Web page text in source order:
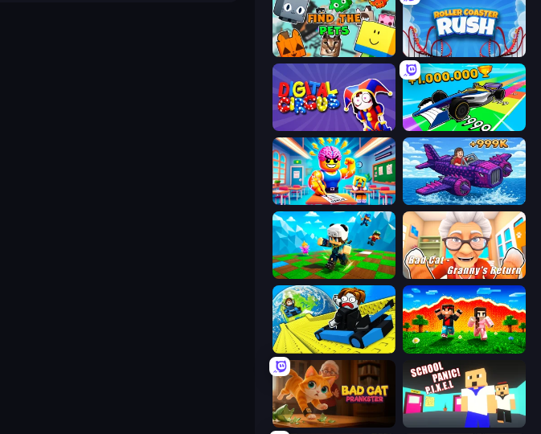
Find The Pets Roller Coaster Rush
Digital Circus: Parkour Game Obby Car Challenge: Drive
Obby: Dumb or Genius IQ Test Obby Plane Power Challenge: Fly
Robby: Many Games Bad Cat - Granny's Return
Cart Ride Danger Mount The Lava Tsunami
Bad Cat Prankster School Panic